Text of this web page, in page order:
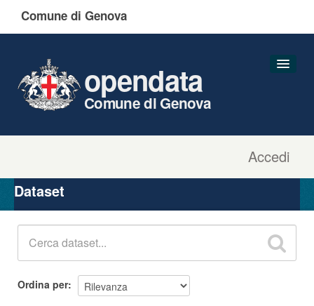
Comune di Genova
Accedi
opendata
Comune di Genova
Organizzazioni
Gruppi
Dataset
Ordina per